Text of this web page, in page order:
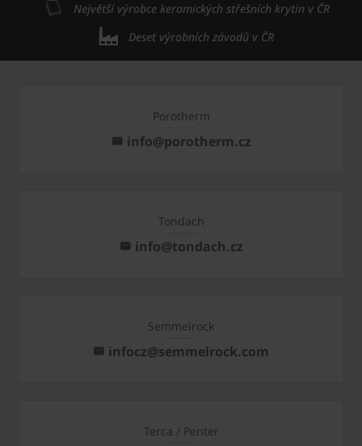
Největší výrobce keramických střešních krytin v ČR
Deset výrobních závodů v ČR
Porotherm
info@porotherm.cz
Tondach
info@tondach.cz
Semmelrock
infocz@semmelrock.com
Terca / Penter